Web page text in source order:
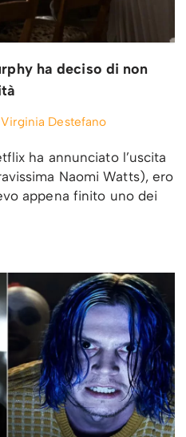
ha deciso di non
Destefano
ha annunciato l’uscita
Naomi Watts), ero
appena finito uno dei